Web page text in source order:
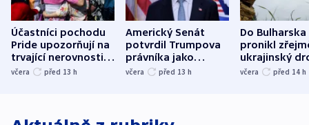
Účastníci pochodu
Pride upozorňují na
trvající nerovnosti i
společenskou
včera před 13 h
Americký Senát
potvrdil Trumpova
právníka jako
ministra
včera před 13 h
Do Bulharska
pronikl
ukrajinský
explodoval
včera před 14 h